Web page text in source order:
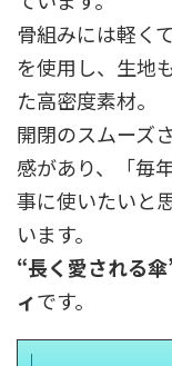
骨組みには軽く
を使用し、生地
た高密度素材。
開閉のスムーズ
感があり、「毎
事に使いたいと
います。
“長く愛される
ィです。